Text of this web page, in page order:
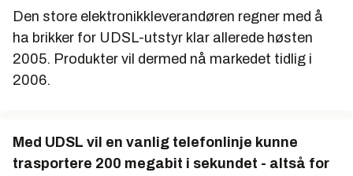
Den store elektronikkleverandøren regner med å
ha brikker for UDSL-utstyr klar allerede høsten
2005. Produkter vil dermed nå markedet tidlig i
2006.
Med UDSL vil en vanlig telefonlinje kunne
trasportere 200 megabit i sekundet - altså for